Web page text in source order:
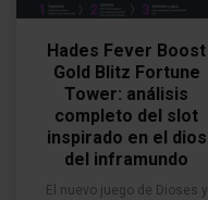
Hades Fever Boost
Gold Blitz Fortune
Tower: análisis
completo del slot
inspirado en el dios
del inframundo
El nuevo juego de Dioses y